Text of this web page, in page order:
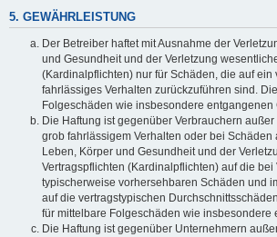
5. GEWÄHRLEISTUNG
Der Betreiber haftet mit Ausnahme der
und Gesundheit und der Verletzung
(Kardinalpflichten) nur für Schäden, die auf ein
fahrlässiges Verhalten zurückzuführen sind.
Folgeschäden wie insbesondere entgangenen
Die Haftung ist gegenüber Verbrauchern
grob fahrlässigem Verhalten oder bei Schäden
Leben, Körper und Gesundheit und der
Vertragspflichten (Kardinalpflichten) auf die bei
typischerweise vorhersehbaren Schäden und
auf die vertragstypischen
für mittelbare Folgeschäden wie insbesondere
Die Haftung ist gegenüber Unternehmern